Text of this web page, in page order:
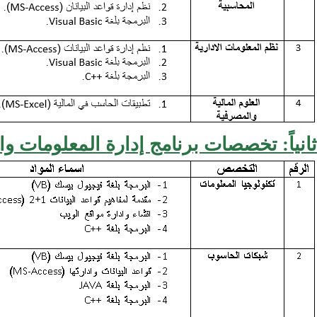
ثانياً: تخصصات برنامج إدارة المعلومات